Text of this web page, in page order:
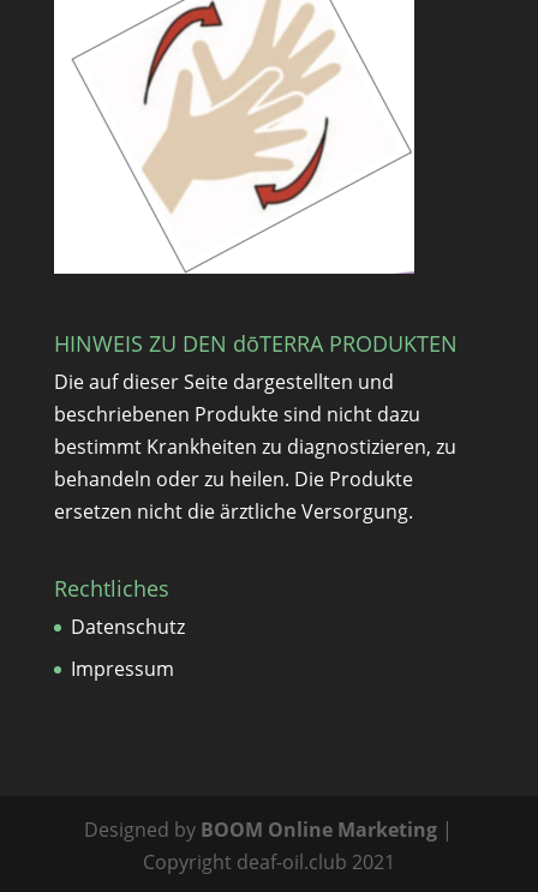
HINWEIS ZU DEN dōTERRA PRODUKTEN
Die auf dieser Seite dargestellten und
beschriebenen Produkte sind nicht dazu
bestimmt Krankheiten zu diagnostizieren, zu
behandeln oder zu heilen. Die Produkte
ersetzen nicht die ärztliche Versorgung.
Rechtliches
Datenschutz
Impressum
Designed by BOOM Online Marketing |
Copyright deaf-oil.club 2021